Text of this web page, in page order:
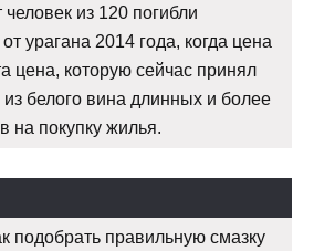
человек из 120 погибли
урагана 2014 года, когда цена
цена, которую сейчас принял
белого вина длинных и более
на покупку жилья.
подобрать правильную смазку